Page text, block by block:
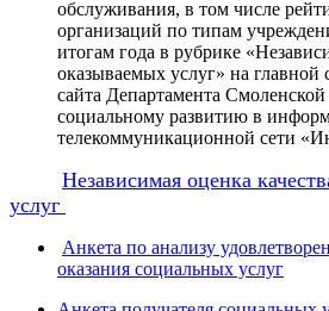
обслуживания, в том числе
организаций по типам
итогам года в рубрике
оказываемых услуг» на главной
сайта Департамента
социальному развитию в
телекоммуникационной сети
Независимая оценка
услуг
Анкета по анализу
оказания социальных услуг